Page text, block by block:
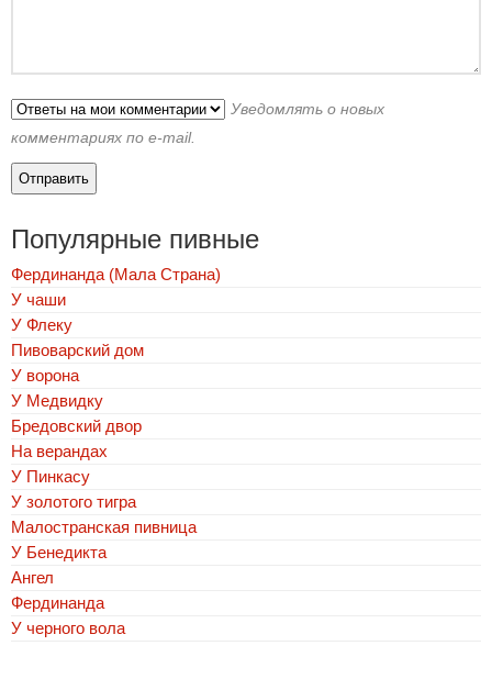
Уведомлять о новых
комментариях по e-mail.
Популярные пивные
Фердинанда (Мала Страна)
У чаши
У Флеку
Пивоварский дом
У ворона
У Медвидку
Бредовский двор
На верандах
У Пинкасу
У золотого тигра
Малостранская пивница
У Бенедикта
Ангел
Фердинанда
У черного вола